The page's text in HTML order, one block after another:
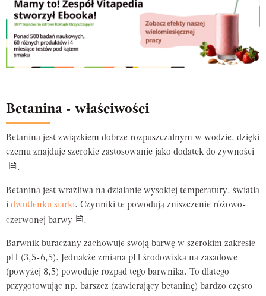
Betanina - właściwości
Betanina jest związkiem dobrze rozpuszczalnym w wodzie, dzięki
czemu znajduje szerokie zastosowanie jako dodatek do żywności
.
Betanina jest wrażliwa na działanie wysokiej temperatury, światła
i dwutlenku siarki. Czynniki te powodują zniszczenie różowo-
czerwonej barwy
.
Barwnik buraczany zachowuje swoją barwę w szerokim zakresie
pH (3,5-6,5). Jednakże zmiana pH środowiska na zasadowe
(powyżej 8,5) powoduje rozpad tego barwnika. To dlatego
przygotowując np. barszcz (zawierający betaninę) bardzo często